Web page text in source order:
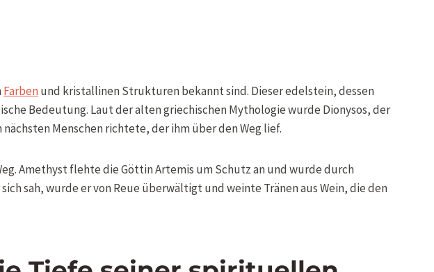
Farbenund kristallinen Strukturen bekannt sind. Dieser edelstein, dessen
Bedeutung. Laut der alten griechischen Mythologie wurde Dionysos, der
Menschen richtete, der ihm über den Weg lief.
Amethyst flehte die Göttin Artemis um Schutz an und wurde durch
sah, wurde er von Reue überwältigt und weinte Tränen aus Wein, die den